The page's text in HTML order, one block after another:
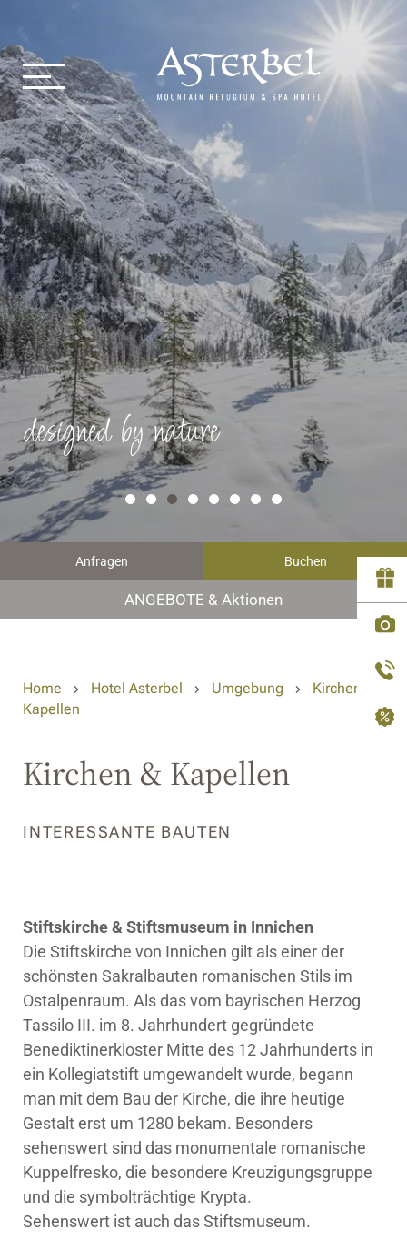
designed by nature
Anfragen Buchen
ANGEBOTE & Aktionen
Home Hotel Asterbel Umgebung
Kirchen &
Kapellen
Kirchen & Kapellen
INTERESSANTE BAUTEN
Stiftskirche & Stiftsmuseum in Innichen
Die Stiftskirche von Innichen gilt als einer der
schönsten Sakralbauten romanischen Stils im
Ostalpenraum. Als das vom bayrischen Herzog
Tassilo III. im 8. Jahrhundert gegründete
Benediktinerkloster Mitte des 12 Jahrhunderts in
ein Kollegiatstift umgewandelt wurde, begann
man mit dem Bau der Kirche, die ihre heutige
Gestalt erst um 1280 bekam. Besonders
sehenswert sind das monumentale romanische
Kuppelfresko, die besondere Kreuzigungsgruppe
und die symbolträchtige Krypta.
Sehenswert ist auch das Stiftsmuseum.